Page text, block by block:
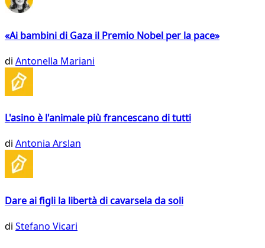
«Ai bambini di Gaza il Premio Nobel per la pace»
di Antonella Mariani
L'asino è l'animale più francescano di tutti
di Antonia Arslan
Dare ai figli la libertà di cavarsela da soli
di Stefano Vicari